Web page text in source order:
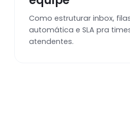
Como estruturar inbox,
automática e SLA pra
atendentes.